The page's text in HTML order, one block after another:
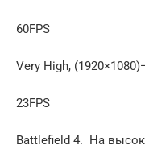
60FPS
Very High,
23FPS
Battlefield 4. На